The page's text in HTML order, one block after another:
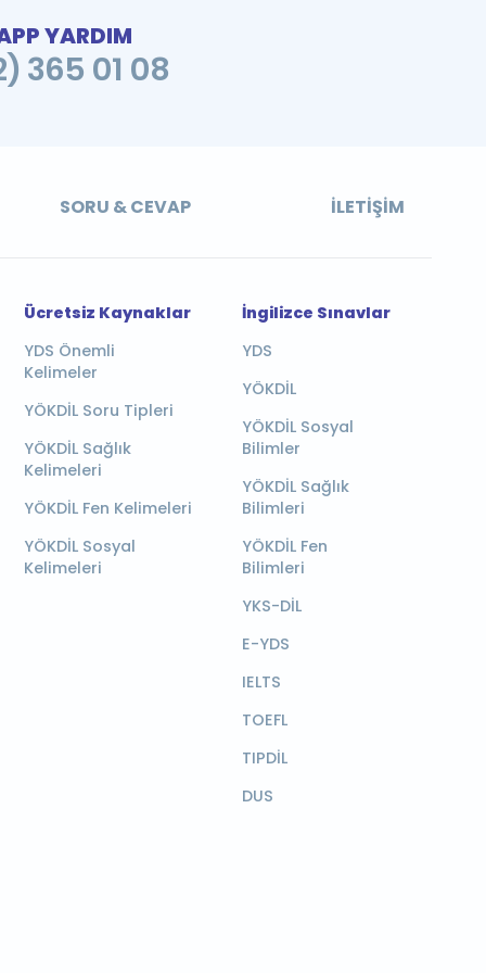
YARDIM
365 01 08
SORU & CEVAP İLETIŞIM
Ücretsiz Kaynaklar
YDS Önemli
Kelimeler
YÖKDİL Soru Tipleri
YÖKDİL Sağlık
Kelimeleri
YÖKDİL Fen Kelimeleri
YÖKDİL Sosyal
Kelimeleri
İngilizce Sınavlar
YDS
YÖKDİL
YÖKDİL Sosyal
Bilimler
YÖKDİL Sağlık
Bilimleri
YÖKDİL Fen
Bilimleri
YKS-DİL
E-YDS
IELTS
TOEFL
TIPDİL
DUS